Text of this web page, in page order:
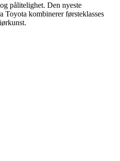
pålitelighet. Den nyeste
Toyota kombinerer førsteklasses